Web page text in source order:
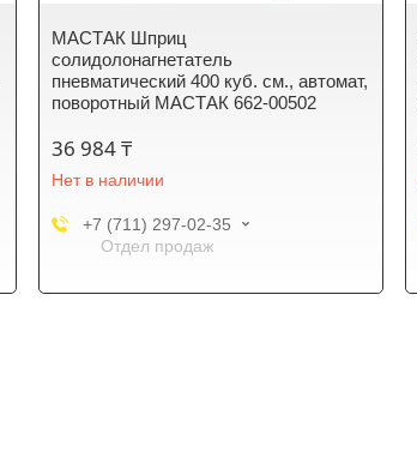
МАСТАК Шприц
солидолонагнетатель
пневматический 400 куб. см., автомат,
поворотный МАСТАК 662-00502
36 984 ₸
Нет в наличии
+7 (711) 297-02-35
Отдел продаж